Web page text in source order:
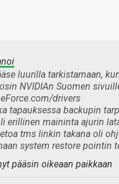
luurilla tarkistamaan,
NVIDIAn Suomen
drivers
tapauksessa backupin
erillinen maininta ajurin
tms linkin takana oli
system restore pointin
pääsin oikeaan paikkaan